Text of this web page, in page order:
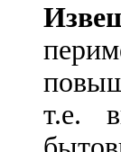
т.е.